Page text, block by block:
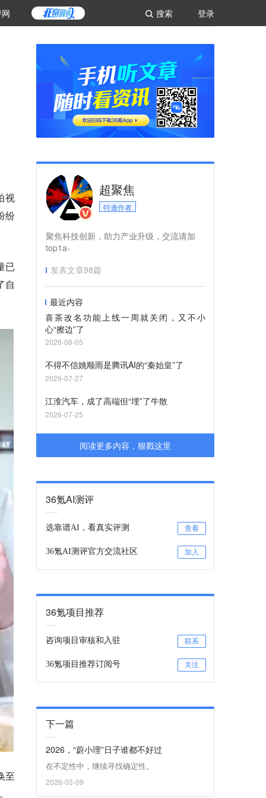
登录
搜索
视
纷
已
自
至
超聚焦
特邀作者
聚焦科技创新，助力产业升级，交流请加
top1a-
发表文章98篇
最近内容
喜茶改名功能上线一周就关闭，又不小
心“擦边”了
2026-08-05
不得不信姚顺雨是腾讯AI的“秦始皇”了
2026-07-27
江淮汽车，成了高端但“埋”了牛散
2026-07-25
阅读更多内容，狠戳这里
36氪AI测评
选靠谱AI，看真实评测 查看
36氪AI测评官方交流社区 加入
36氪项目推荐
咨询项目审核和入驻 联系
36氪项目推荐订阅号 关注
下一篇
2026，“蔚小理”日子谁都不好过
在不定性中，继续寻找确定性。
2026-03-09